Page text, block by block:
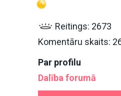
Reitings: 2673
Komentāru skaits:
Par profilu
Dalība forumā